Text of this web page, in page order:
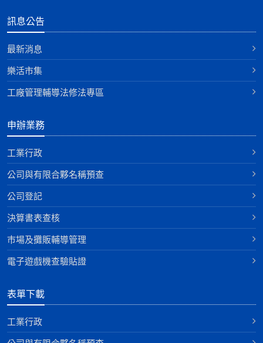
訊息公告
最新消息
樂活市集
工廠管理輔導法修法專區
申辦業務
工業行政
公司與有限合夥名稱預查
公司登記
決算書表查核
巿場及攤販輔導管理
電子遊戲機查驗貼證
表單下載
工業行政